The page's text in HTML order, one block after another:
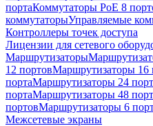
портаКоммутаторы PoE 8
коммутаторыУправляемые
Контроллеры точек доступа
Лицензии для сетевого
Маршрутизаторы
12 портовМаршрутизаторы 16
портаМаршрутизаторы 24
портаМаршрутизаторы 48
портовМаршрутизаторы 6
Межсетевые экраны